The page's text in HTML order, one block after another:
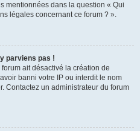
mentionnées dans la question « Qui
légales concernant ce forum ? ».
parviens pas !
forum ait désactivé la création de
banni votre IP ou interdit le nom
Contactez un administrateur du forum